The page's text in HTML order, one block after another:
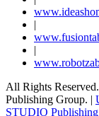
www.ideas
|
www.
|
www.
All Rights Reserved.
Publishing Group. |
STUDIO